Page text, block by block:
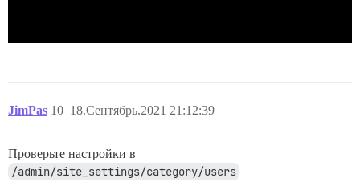
JimPas 18.Сентябрь.2021 21:12:39
10
Проверьте настройки в
/admin/site_settings/category/users